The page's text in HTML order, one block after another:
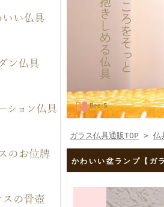
ガラス仏具通販TOP > 仏
かわいい盆ランプ【ガ